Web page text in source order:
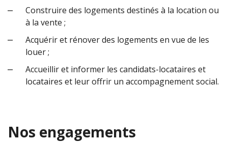
Construire des logements destinés à la location ou
à la vente ;
Acquérir et rénover des logements en vue de les
louer ;
Accueillir et informer les candidats-locataires et
locataires et leur offrir un accompagnement social.
Nos engagements